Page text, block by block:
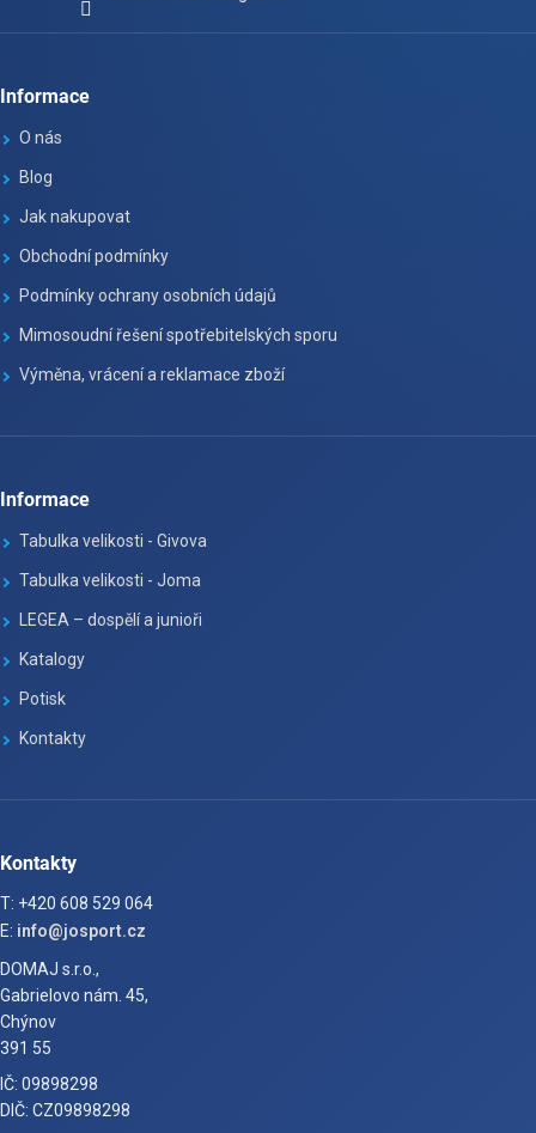
Informace
O nás
Blog
Jak nakupovat
Obchodní podmínky
Podmínky ochrany osobních údajů
Mimosoudní řešení spotřebitelských sporu
Výměna, vrácení a reklamace zboží
Informace
Tabulka velikosti - Givova
Tabulka velikosti - Joma
LEGEA – dospělí a junioři
Katalogy
Potisk
Kontakty
Kontakty
T: +420 608 529 064
E: info@josport.cz
DOMAJ s.r.o.,
Gabrielovo nám. 45,
Chýnov
391 55
IČ: 09898298
DIČ: CZ09898298